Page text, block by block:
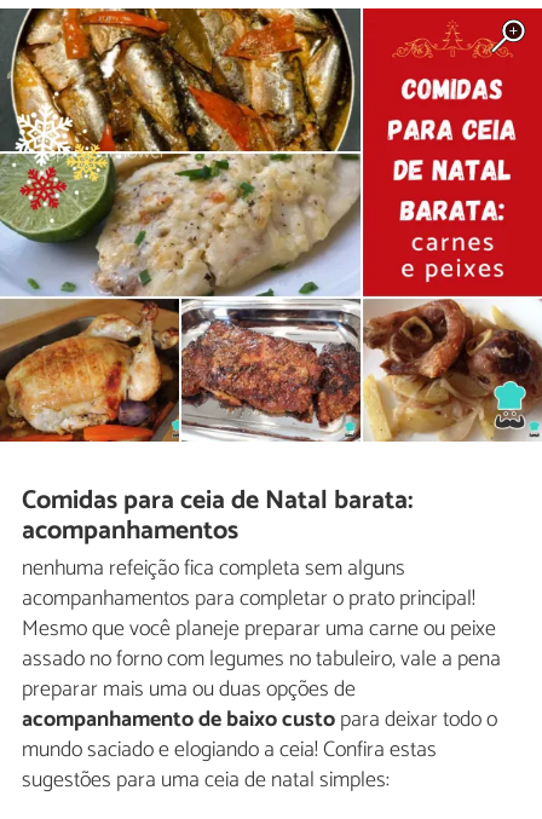
Comidas para ceia de Natal barata:
acompanhamentos
nenhuma refeição fica completa sem alguns
acompanhamentos para completar o prato principal!
Mesmo que você planeje preparar uma carne ou peixe
assado no forno com legumes no tabuleiro, vale a pena
preparar mais uma ou duas opções de
acompanhamento de baixo custopara deixar todo o
mundo saciado e elogiando a ceia! Confira estas
sugestões para uma ceia de natal simples: